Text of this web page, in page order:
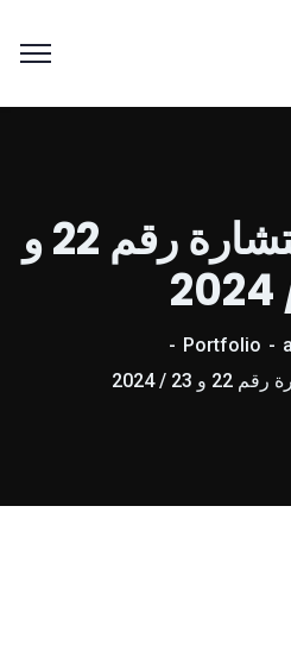
اعلان عن استشارة رقم 22 و
Portfolio
23 / 2024